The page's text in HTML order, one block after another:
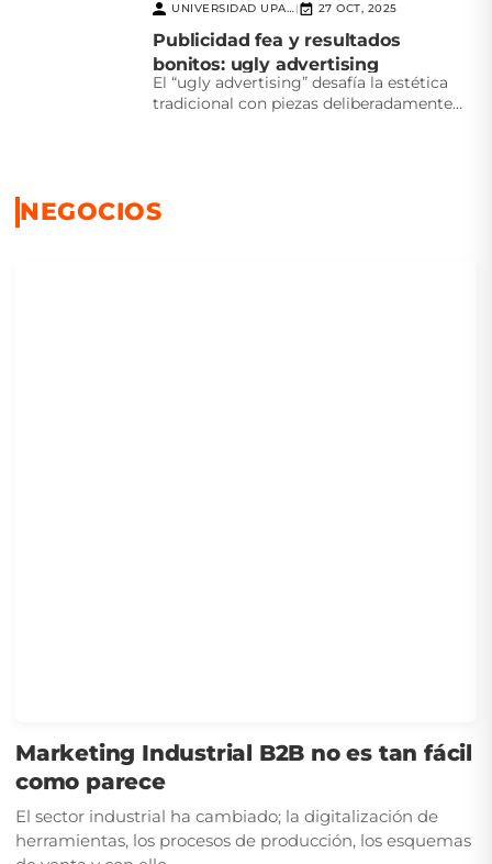
UNIVERSIDAD UPAEP | 27 OCT, 2025
Publicidad fea y resultados
bonitos: ugly advertising
El “ugly advertising” desafía la estética
tradicional con piezas deliberadamente
NEGOCIOS
Marketing Industrial B2B no es tan fácil
como parece
El sector industrial ha cambiado; la digitalización de
herramientas, los procesos de producción, los esquemas